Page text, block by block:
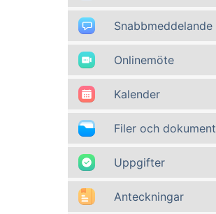
Snabbmeddelande
Onlinemöte
Kalender
Filer och dokument
Uppgifter
Anteckningar